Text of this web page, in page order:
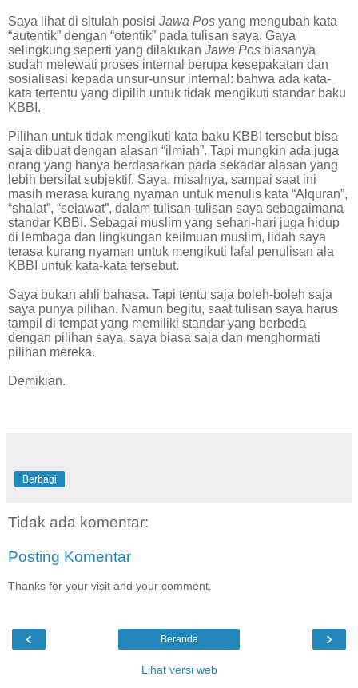
Saya lihat di situlah posisi Jawa Pos yang mengubah kata
“autentik” dengan “otentik” pada tulisan saya. Gaya
selingkung seperti yang dilakukan Jawa Pos biasanya
sudah melewati proses internal berupa kesepakatan dan
sosialisasi kepada unsur-unsur internal: bahwa ada kata-
kata tertentu yang dipilih untuk tidak mengikuti standar baku
KBBI.
Pilihan untuk tidak mengikuti kata baku KBBI tersebut bisa
saja dibuat dengan alasan “ilmiah”. Tapi mungkin ada juga
orang yang hanya berdasarkan pada sekadar alasan yang
lebih bersifat subjektif. Saya, misalnya, sampai saat ini
masih merasa kurang nyaman untuk menulis kata “Alquran”,
“shalat”, “selawat”, dalam tulisan-tulisan saya sebagaimana
standar KBBI. Sebagai muslim yang sehari-hari juga hidup
di lembaga dan lingkungan keilmuan muslim, lidah saya
terasa kurang nyaman untuk mengikuti lafal penulisan ala
KBBI untuk kata-kata tersebut.
Saya bukan ahli bahasa. Tapi tentu saja boleh-boleh saja
saya punya pilihan. Namun begitu, saat tulisan saya harus
tampil di tempat yang memiliki standar yang berbeda
dengan pilihan saya, saya biasa saja dan menghormati
pilihan mereka.
Demikian.
Berbagi
Tidak ada komentar:
Posting Komentar
Thanks for your visit and your comment.
‹ ›
Beranda
Lihat versi web